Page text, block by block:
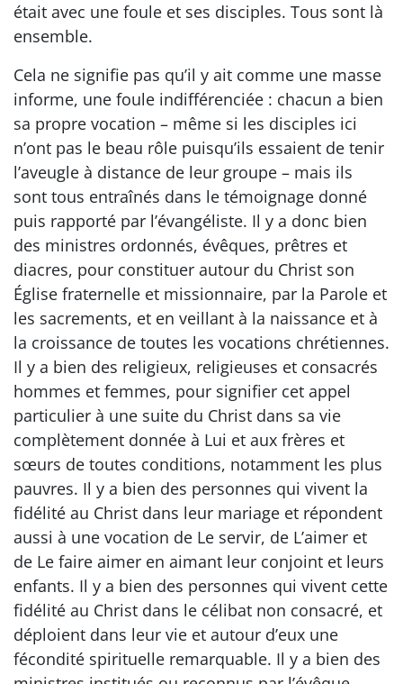
était avec une foule et ses disciples. Tous sont là
ensemble.
Cela ne signifie pas qu’il y ait comme une masse
informe, une foule indifférenciée : chacun a bien
sa propre vocation – même si les disciples ici
n’ont pas le beau rôle puisqu’ils essaient de tenir
l’aveugle à distance de leur groupe – mais ils
sont tous entraînés dans le témoignage donné
puis rapporté par l’évangéliste. Il y a donc bien
des ministres ordonnés, évêques, prêtres et
diacres, pour constituer autour du Christ son
Église fraternelle et missionnaire, par la Parole et
les sacrements, et en veillant à la naissance et à
la croissance de toutes les vocations chrétiennes.
Il y a bien des religieux, religieuses et consacrés
hommes et femmes, pour signifier cet appel
particulier à une suite du Christ dans sa vie
complètement donnée à Lui et aux frères et
sœurs de toutes conditions, notamment les plus
pauvres. Il y a bien des personnes qui vivent la
fidélité au Christ dans leur mariage et répondent
aussi à une vocation de Le servir, de L’aimer et
de Le faire aimer en aimant leur conjoint et leurs
enfants. Il y a bien des personnes qui vivent cette
fidélité au Christ dans le célibat non consacré, et
déploient dans leur vie et autour d’eux une
fécondité spirituelle remarquable. Il y a bien des